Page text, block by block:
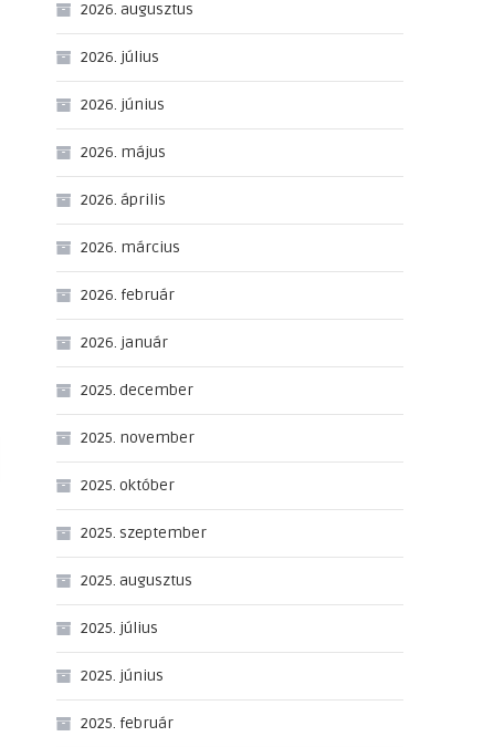
2026. augusztus
2026. július
2026. június
2026. május
2026. április
2026. március
2026. február
2026. január
2025. december
2025. november
2025. október
2025. szeptember
2025. augusztus
2025. július
2025. június
2025. február